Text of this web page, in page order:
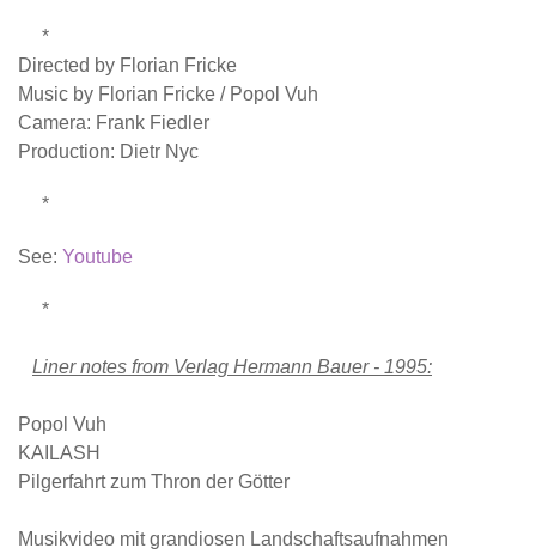
*
Directed by Florian Fricke
Music by Florian Fricke / Popol Vuh
Camera: Frank Fiedler
Production: Dietr Nyc
*
See: Youtube
*
Liner notes from Verlag Hermann Bauer - 1995:
Popol Vuh
KAILASH
Pilgerfahrt zum Thron der Götter
Musikvideo mit grandiosen Landschaftsaufnahmen